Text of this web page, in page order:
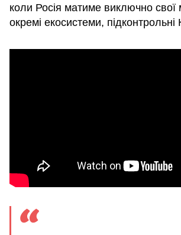
коли Росія матиме виключно
окремі екосистеми,